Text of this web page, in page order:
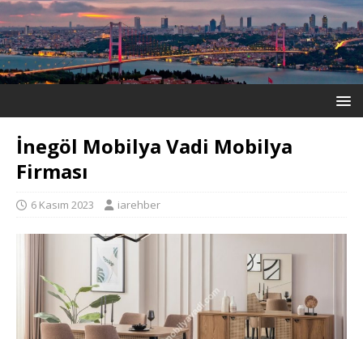
İnegöl Mobilya Vadi Mobilya
Firması
6 Kasım 2023 iarehber